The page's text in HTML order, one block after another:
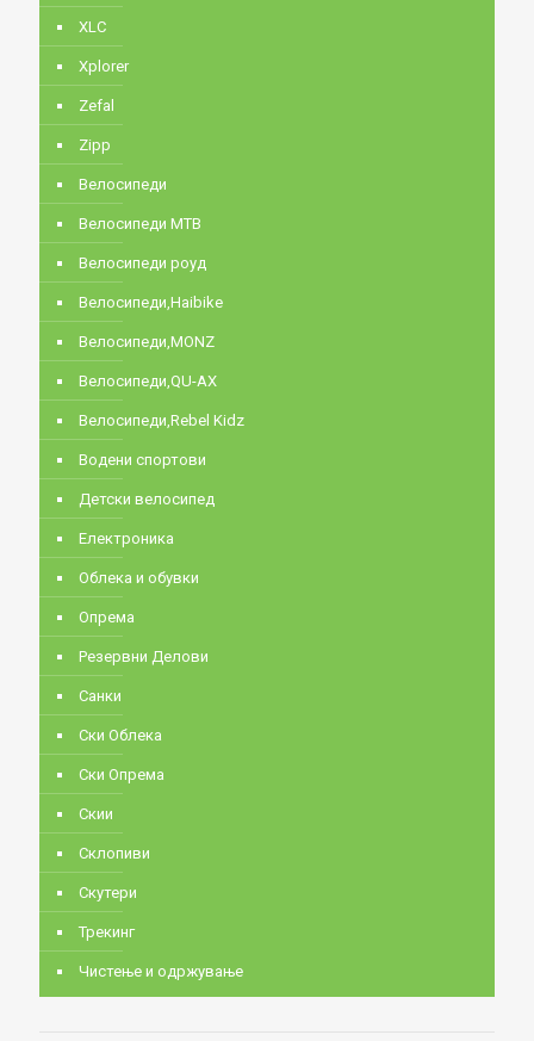
XLC
Xplorer
Zefal
Zipp
Велосипеди
Велосипеди MTB
Велосипеди роуд
Велосипеди,Haibike
Велосипеди,MONZ
Велосипеди,QU-AX
Велосипеди,Rebel Kidz
Водени спортови
Детски велосипед
Електроника
Облека и обувки
Опрема
Резервни Делови
Санки
Ски Облека
Ски Опрема
Скии
Склопиви
Скутери
Трекинг
Чистење и одржување